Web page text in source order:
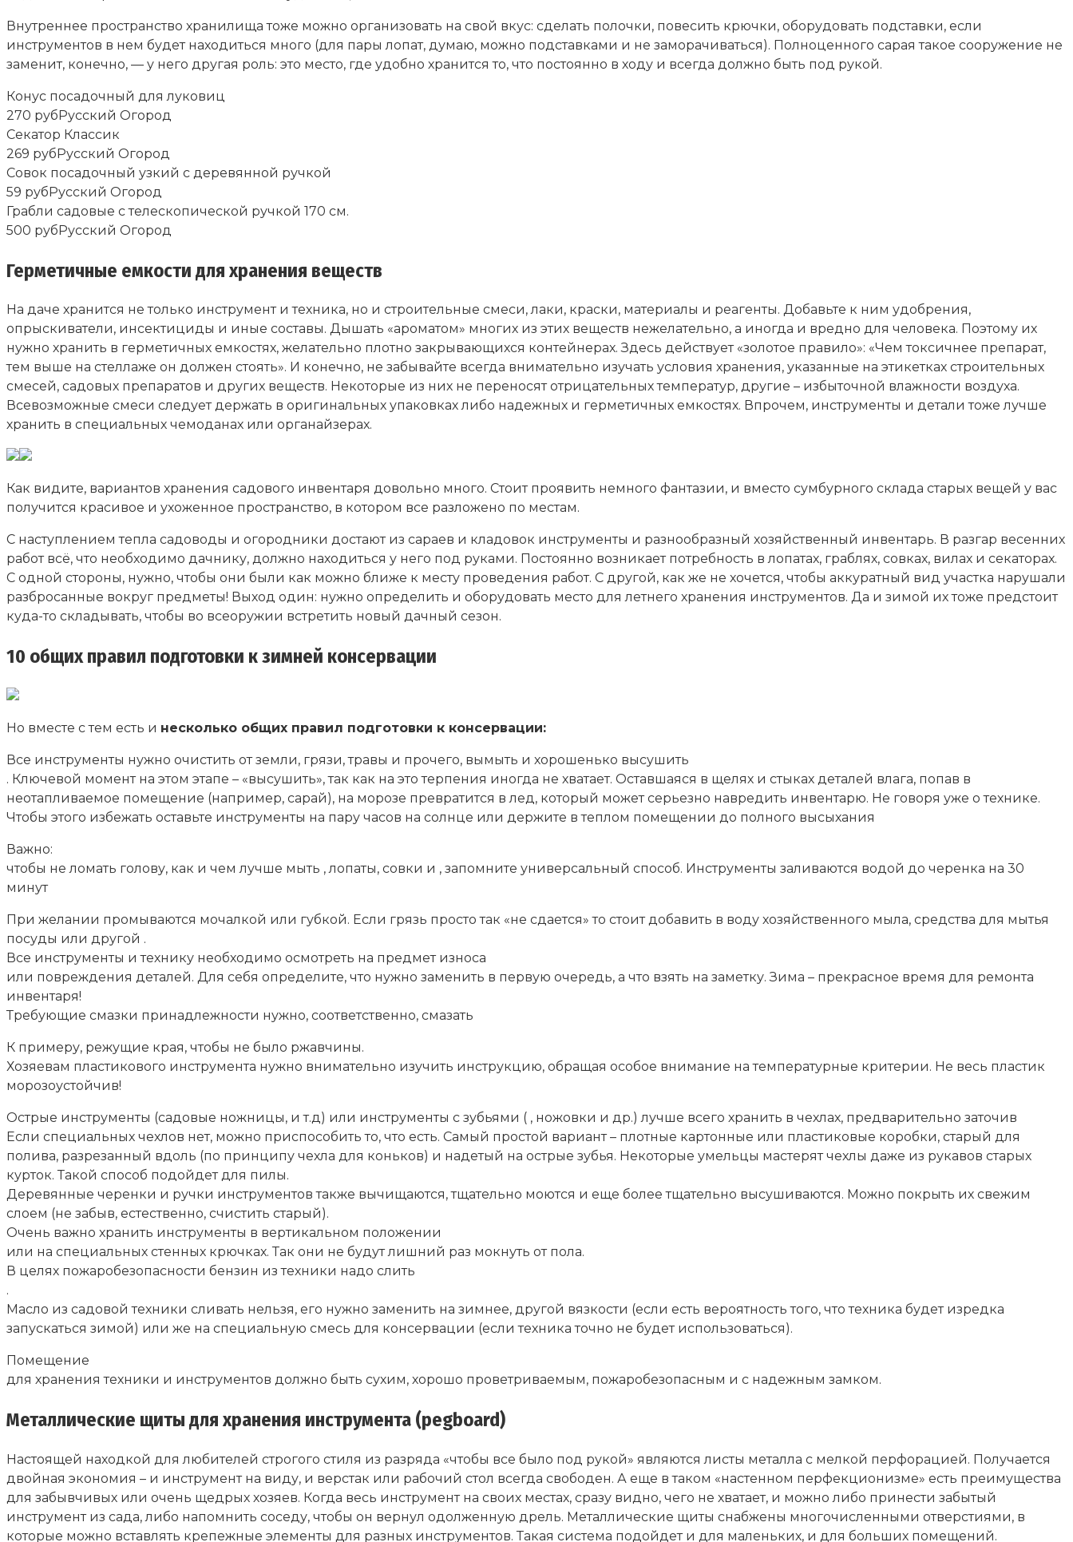
Внутреннее пространство хранилища тоже можно организовать на свой вкус: сделать полочки, повесить крючки, оборудовать подставки, если
инструментов в нем будет находиться много (для пары лопат, думаю, можно подставками и не заморачиваться). Полноценного сарая такое сооружение не
заменит, конечно, — у него другая роль: это место, где удобно хранится то, что постоянно в ходу и всегда должно быть под рукой.
Конус посадочный для луковиц
270 рубРусский Огород
Секатор Классик
269 рубРусский Огород
Совок посадочный узкий с деревянной ручкой
59 рубРусский Огород
Грабли садовые с телескопической ручкой 170 см.
500 рубРусский Огород
Герметичные емкости для хранения веществ
На даче хранится не только инструмент и техника, но и строительные смеси, лаки, краски, материалы и реагенты. Добавьте к ним удобрения,
опрыскиватели, инсектициды и иные составы. Дышать «ароматом» многих из этих веществ нежелательно, а иногда и вредно для человека. Поэтому их
нужно хранить в герметичных емкостях, желательно плотно закрывающихся контейнерах. Здесь действует «золотое правило»: «Чем токсичнее препарат,
тем выше на стеллаже он должен стоять». И конечно, не забывайте всегда внимательно изучать условия хранения, указанные на этикетках строительных
смесей, садовых препаратов и других веществ. Некоторые из них не переносят отрицательных температур, другие – избыточной влажности воздуха.
Всевозможные смеси следует держать в оригинальных упаковках либо надежных и герметичных емкостях. Впрочем, инструменты и детали тоже лучше
хранить в специальных чемоданах или органайзерах.
Как видите, вариантов хранения садового инвентаря довольно много. Стоит проявить немного фантазии, и вместо сумбурного склада старых вещей у вас
получится красивое и ухоженное пространство, в котором все разложено по местам.
С наступлением тепла садоводы и огородники достают из сараев и кладовок инструменты и разнообразный хозяйственный инвентарь. В разгар весенних
работ всё, что необходимо дачнику, должно находиться у него под руками. Постоянно возникает потребность в лопатах, граблях, совках, вилах и секаторах.
С одной стороны, нужно, чтобы они были как можно ближе к месту проведения работ. С другой, как же не хочется, чтобы аккуратный вид участка нарушали
разбросанные вокруг предметы! Выход один: нужно определить и оборудовать место для летнего хранения инструментов. Да и зимой их тоже предстоит
куда-то складывать, чтобы во всеоружии встретить новый дачный сезон.
10 общих правил подготовки к зимней консервации
Но вместе с тем есть и несколько общих правил подготовки к консервации:
Все инструменты нужно очистить от земли, грязи, травы и прочего, вымыть и хорошенько высушить
. Ключевой момент на этом этапе – «высушить», так как на это терпения иногда не хватает. Оставшаяся в щелях и стыках деталей влага, попав в
неотапливаемое помещение (например, сарай), на морозе превратится в лед, который может серьезно навредить инвентарю. Не говоря уже о технике.
Чтобы этого избежать оставьте инструменты на пару часов на солнце или держите в теплом помещении до полного высыхания
Важно:
чтобы не ломать голову, как и чем лучше мыть , лопаты, совки и , запомните универсальный способ. Инструменты заливаются водой до черенка на 30
минут
При желании промываются мочалкой или губкой. Если грязь просто так «не сдается» то стоит добавить в воду хозяйственного мыла, средства для мытья
посуды или другой .
Все инструменты и технику необходимо осмотреть на предмет износа
или повреждения деталей. Для себя определите, что нужно заменить в первую очередь, а что взять на заметку. Зима – прекрасное время для ремонта
инвентаря!
Требующие смазки принадлежности нужно, соответственно, смазать
К примеру, режущие края, чтобы не было ржавчины.
Хозяевам пластикового инструмента нужно внимательно изучить инструкцию, обращая особое внимание на температурные критерии. Не весь пластик
морозоустойчив!
Острые инструменты (садовые ножницы, и т.д) или инструменты с зубьями ( , ножовки и др.) лучше всего хранить в чехлах, предварительно заточив
Если специальных чехлов нет, можно приспособить то, что есть. Самый простой вариант – плотные картонные или пластиковые коробки, старый для
полива, разрезанный вдоль (по принципу чехла для коньков) и надетый на острые зубья. Некоторые умельцы мастерят чехлы даже из рукавов старых
курток. Такой способ подойдет для пилы.
Деревянные черенки и ручки инструментов также вычищаются, тщательно моются и еще более тщательно высушиваются. Можно покрыть их свежим
слоем (не забыв, естественно, счистить старый).
Очень важно хранить инструменты в вертикальном положении
или на специальных стенных крючках. Так они не будут лишний раз мокнуть от пола.
В целях пожаробезопасности бензин из техники надо слить
.
Масло из садовой техники сливать нельзя, его нужно заменить на зимнее, другой вязкости (если есть вероятность того, что техника будет изредка
запускаться зимой) или же на специальную смесь для консервации (если техника точно не будет использоваться).
Помещение
для хранения техники и инструментов должно быть сухим, хорошо проветриваемым, пожаробезопасным и с надежным замком.
Металлические щиты для хранения инструмента (pegboard)
Настоящей находкой для любителей строгого стиля из разряда «чтобы все было под рукой» являются листы металла с мелкой перфорацией. Получается
двойная экономия – и инструмент на виду, и верстак или рабочий стол всегда свободен. А еще в таком «настенном перфекционизме» есть преимущества
для забывчивых или очень щедрых хозяев. Когда весь инструмент на своих местах, сразу видно, чего не хватает, и можно либо принести забытый
инструмент из сада, либо напомнить соседу, чтобы он вернул одолженную дрель. Металлические щиты снабжены многочисленными отверстиями, в
которые можно вставлять крепежные элементы для разных инструментов. Такая система подойдет и для маленьких, и для больших помещений.